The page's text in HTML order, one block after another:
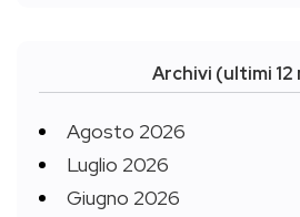
Archivi (ultimi 12
Agosto 2026
Luglio 2026
Giugno 2026